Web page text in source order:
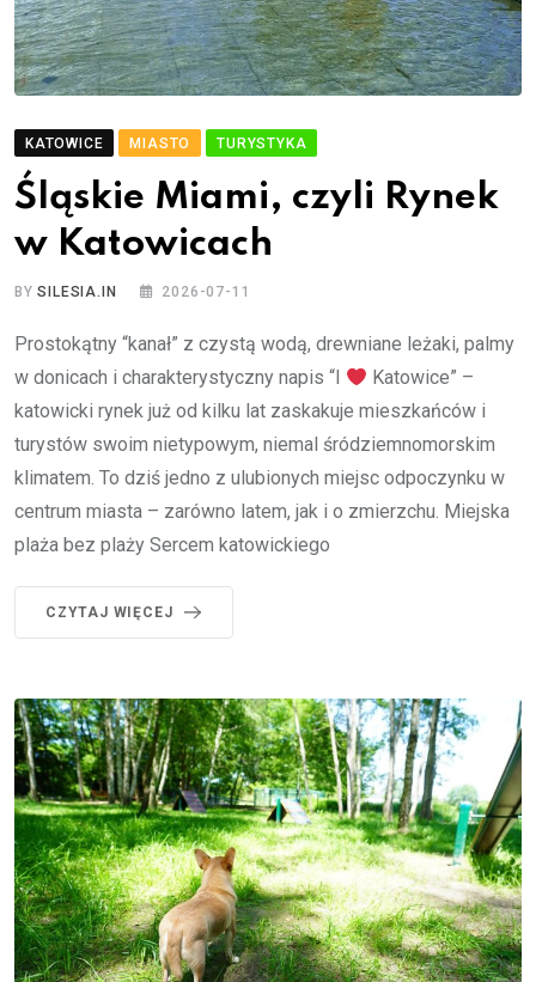
KATOWICE MIASTO TURYSTYKA
Śląskie Miami, czyli Rynek
w Katowicach
BYSILESIA.IN 2026-07-11
Prostokątny “kanał” z czystą wodą, drewniane leżaki, palmy
w donicach i charakterystyczny napis “I
Katowice” –
katowicki rynek już od kilku lat zaskakuje mieszkańców i
turystów swoim nietypowym, niemal śródziemnomorskim
klimatem. To dziś jedno z ulubionych miejsc odpoczynku w
centrum miasta – zarówno latem, jak i o zmierzchu. Miejska
plaża bez plaży Sercem katowickiego
CZYTAJ WIĘCEJ